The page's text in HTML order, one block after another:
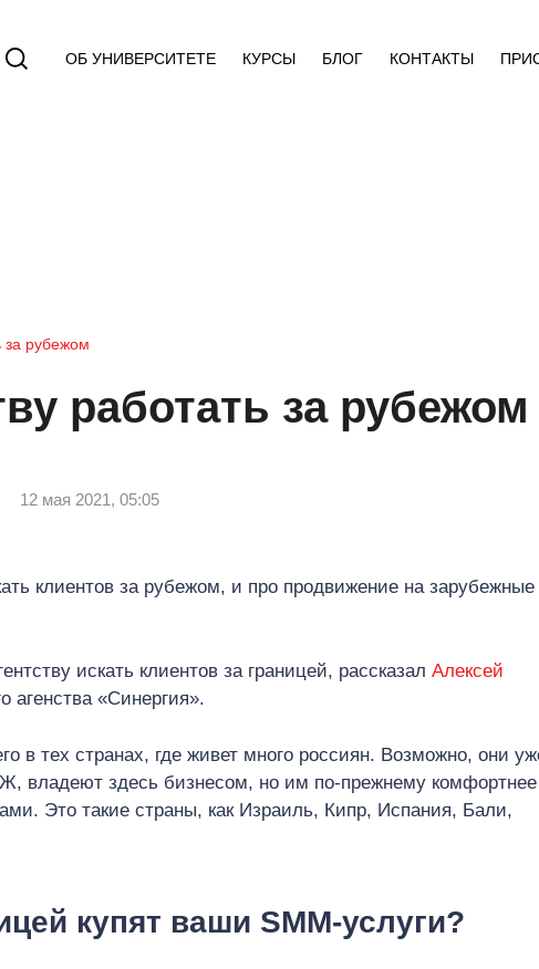
ОБ УНИВЕРСИТЕТЕ КУРСЫ БЛОГ КОНТАКТЫ
за рубежом
работать за рубежом
12 мая 2021, 05:05
клиентов за рубежом, и про продвижение на зарубежные
искать клиентов за границей, рассказал Алексей
агенства «Синергия».
в тех странах, где живет много россиян. Возможно, они
владеют здесь бизнесом, но им по-прежнему комфортнее
Это такие страны, как Израиль, Кипр, Испания, Бали,
купят ваши SMM-услуги?